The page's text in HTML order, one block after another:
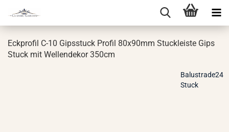
Eck­pro­fil C-10 Gips­stuck Pro­fil 80x90mm Stuck­leis­te Gips
Stuck mit Wel­len­de­kor 350cm
Balustrade24
Stuck